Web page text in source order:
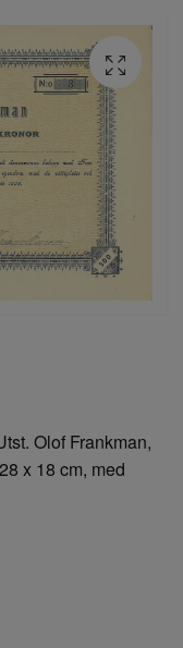
Olof Frankman,
x 18 cm, med